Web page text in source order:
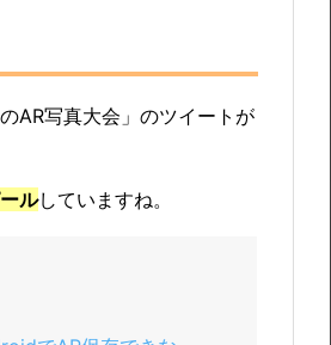
AR写真大会」のツイートが
ルしていますね。